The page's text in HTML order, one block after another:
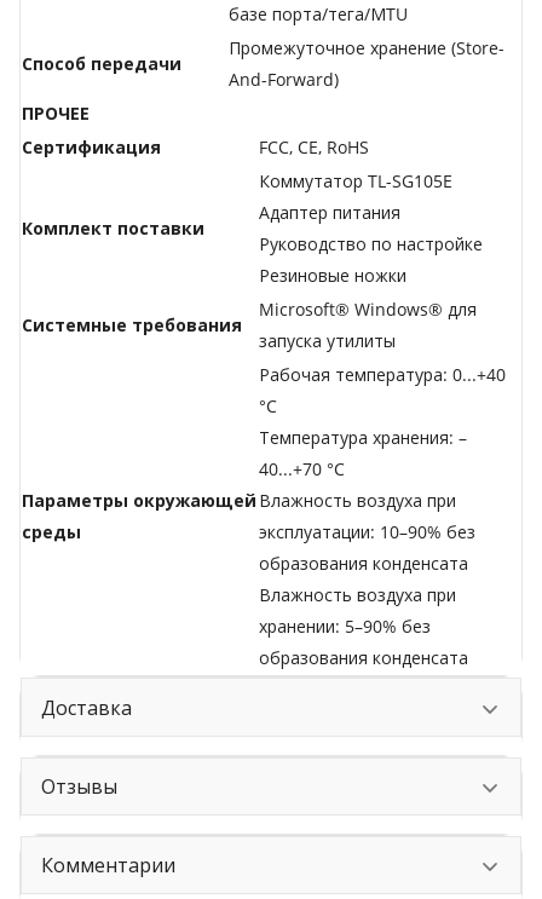
базе порта/тега/МTU
Способ передачи
Промежуточное хранение (Store-
And-Forward)
ПРОЧЕЕ
Сертификация
FCC, CE, RoHS
Комплект поставки
Коммутатор TL-SG105E
Адаптер питания
Руководство по настройке
Резиновые ножки
Системные требования
Microsoft® Windows® для
запуска утилиты
Параметры окружающей
среды
Рабочая температура: 0...+40
°C
Температура хранения: –
40...+70 °C
Влажность воздуха при
эксплуатации: 10–90% без
образования конденсата
Влажность воздуха при
хранении: 5–90% без
образования конденсата
Доставка
Отзывы
Комментарии